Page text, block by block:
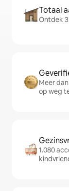
Totaal
Ontdek
Meer
op weg
1.080